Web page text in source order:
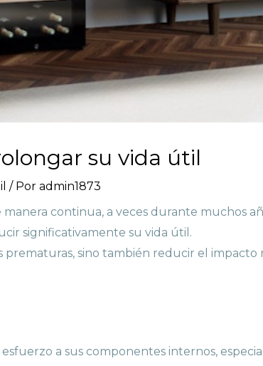
su vida útil
/ Por admin1873
continua, a veces durante muchos
significativamente su vida útil.
sino también reducir el impacto
a sus componentes internos,